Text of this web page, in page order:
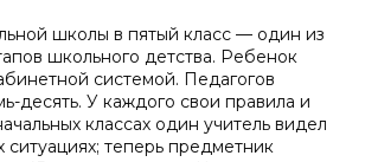
школы в пятый класс — один из
школьного детства. Ребенок
системой. Педагогов
десять. У каждого свои правила и
классах один учитель видел
ситуациях; теперь предметник